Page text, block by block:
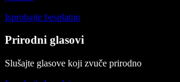
Isprobajte besplatno
Prirodni glasovi
Slušajte glasove koji zvuče prirodno